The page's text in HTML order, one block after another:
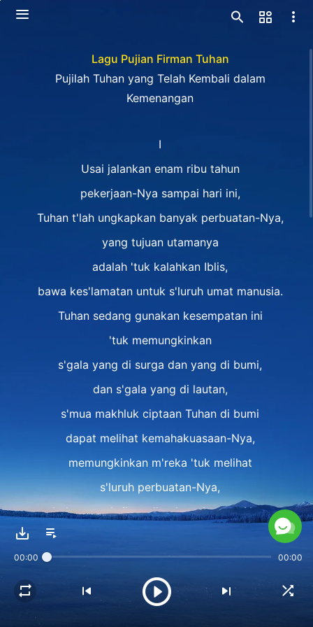
Lagu Pujian Firman Tuhan
Pujilah Tuhan yang Telah Kembali dalam
Kemenangan
I
Usai jalankan enam ribu tahun
pekerjaan-Nya sampai hari ini,
Tuhan t'lah ungkapkan banyak perbuatan-Nya,
yang tujuan utamanya
adalah 'tuk kalahkan Iblis,
bawa kes'lamatan untuk s'luruh umat manusia.
Tuhan sedang gunakan kesempatan ini
'tuk memungkinkan
s'gala yang di surga dan yang di bumi,
dan s'gala yang di lautan,
s'mua makhluk ciptaan Tuhan di bumi
dapat melihat kemahakuasaan-Nya,
memungkinkan m'reka 'tuk melihat
s'luruh perbuatan-Nya,
'tuk menyaksikan s'luruh perbuatan-Nya.
Tuhan ambil kesempatan
dari kekalahan Iblis oleh-Nya
'tuk nyatakan s'luruh perbuatan-Nya pada manusia,
00:00 00:00